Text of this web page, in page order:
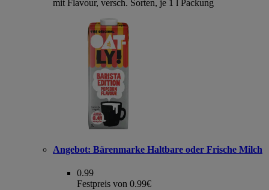
mit Flavour, versch. Sorten, je 1 l Packung
Angebot: Bärenmarke Haltbare oder Frische Milch
0.99
Festpreis von 0.99€